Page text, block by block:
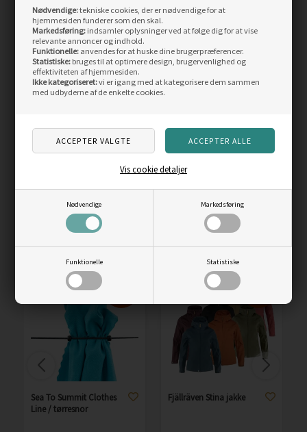
Nødvendige:tekniske cookies, der er nødvendige for at
hjemmesiden funderer som den skal.
Markedsføring: indsamler oplysninger ved at følge dig for at vise
relevante annoncer og indhold.
Funktionelle: anvendes for at huske dine brugerpræferencer.
Statistiske: bruges til at optimere design, brugervenlighed og
effektiviteten af hjemmesiden.
Ikke kategoriseret:vi er igang med at kategorisere dem sammen
med udbyderne af de enkelte cookies.
Nødvendige Markedsføring
Funktionelle Statistiske
Vis cookie detaljer
Skarp
pris
W AWG regnjakke Dame
LÆS MERE
Women gummistøvler,
Vejl. pris
489,00
LÆS MERE
SIDST SETE PRODUKTER
Sea To Summit Clothes
Line / tørresnor
Fjällräven Stina jakke